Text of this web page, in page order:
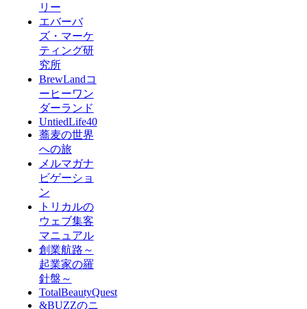
リー
エバーバ
ズ・マーケ
ティング研
究所
BrewLandコ
ーヒーワン
ダーランド
UntiedLife40
蕎麦の世界
への旅
メルマガナ
ビゲーショ
ン
トリカルの
ウェブ集客
マニュアル
創業航路～
起業家の羅
針盤～
TotalBeautyQuest
&BUZZのニ